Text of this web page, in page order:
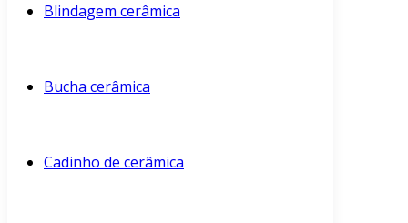
Blindagem cerâmica
Bucha cerâmica
Cadinho de cerâmica